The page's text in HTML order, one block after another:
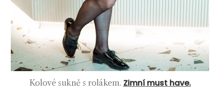
Kolové sukně s rolákem. Zimní must have.